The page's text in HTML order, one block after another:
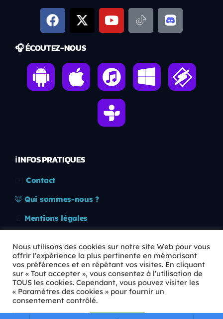
🎧 ÉCOUTEZ-NOUS
ℹ️ INFOS PRATIQUES
Contact
🦊 Qui sommes-nous ?
Mentions légales
🛡️ RGPD
Copyright © 2026 Animkids. Tous droits réservés.
Nous utilisons des cookies sur notre site Web pour vous
offrir l'expérience la plus pertinente en mémorisant
vos préférences et en répétant vos visites. En cliquant
sur « Tout accepter », vous consentez à l'utilisation de
TOUS les cookies. Cependant, vous pouvez visiter les
« Paramètres des cookies » pour fournir un
consentement contrôlé.